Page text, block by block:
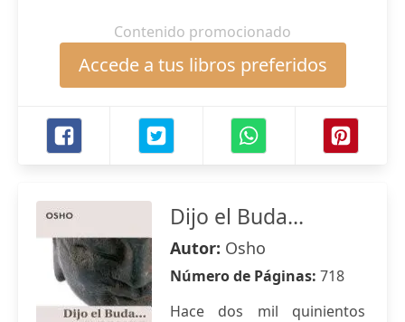
Contenido promocionado
Accede a tus libros preferidos
Dijo el Buda...
Autor: Osho
Número de Páginas: 718
Hace dos mil quinientos